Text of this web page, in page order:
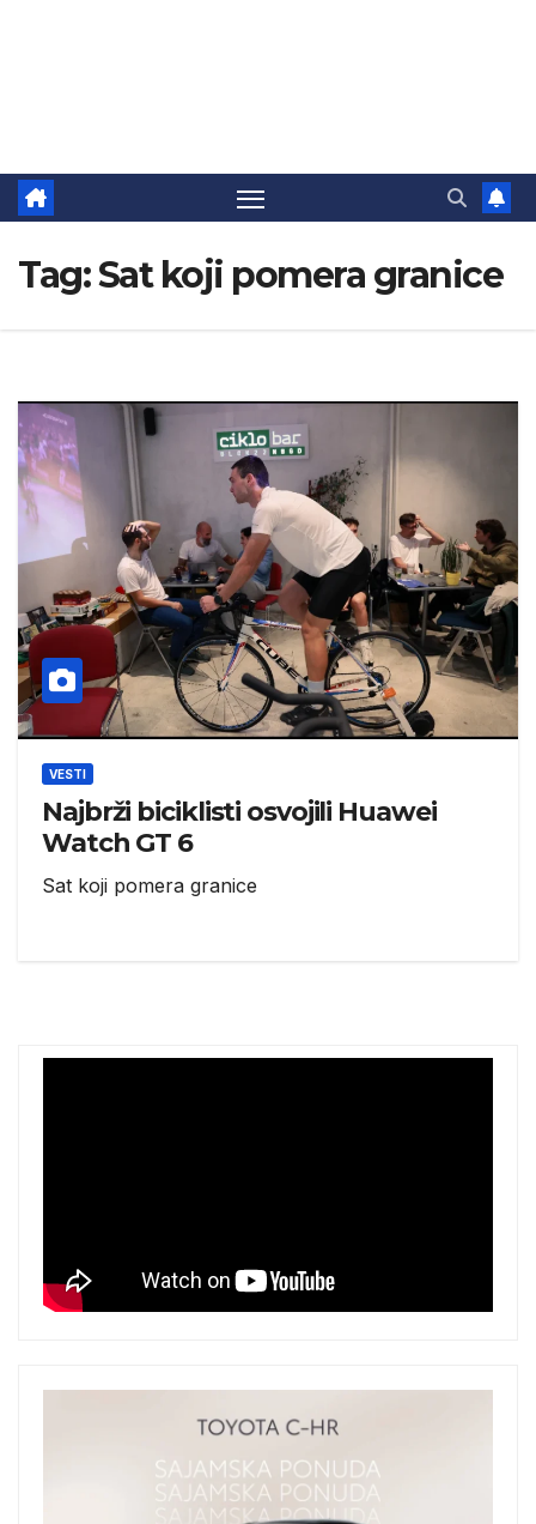
Tag:Sat koji pomera granice
VESTI
Najbrži biciklisti osvojili Huawei
Watch GT 6
Sat koji pomera granice